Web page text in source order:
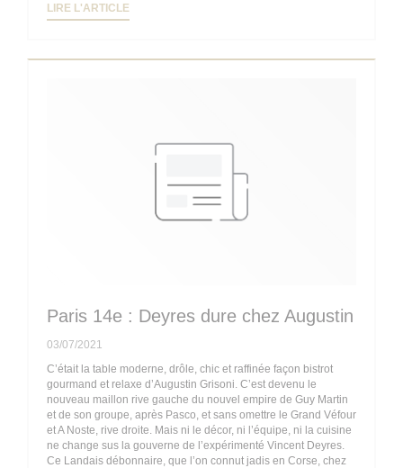
LIRE L'ARTICLE
Paris 14e : Deyres dure chez Augustin
03/07/2021
C’était la table moderne, drôle, chic et raffinée façon bistrot
gourmand et relaxe d’Augustin Grisoni. C’est devenu le
nouveau maillon rive gauche du nouvel empire de Guy Martin
et de son groupe, après Pasco, et sans omettre le Grand Véfour
et A Noste, rive droite. Mais ni le décor, ni l’équipe, ni la cuisine
ne change sus la gouverne de l’expérimenté Vincent Deyres.
Ce Landais débonnaire, que l’on connut jadis en Corse, chez